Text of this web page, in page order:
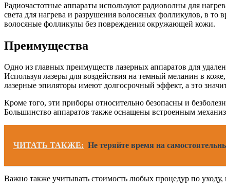
Радиочастотные аппараты используют радиоволны для
света для нагрева и разрушения волосяных фолликулов, в
волосяные фолликулы без повреждения окружающей кожи.
Преимущества
Одно из главных преимуществ лазерных аппаратов для
Используя лазеры для воздействия на темный меланин в
лазерные эпиляторы имеют долгосрочный эффект, а это
Кроме того, эти приборы относительно безопасны и
Большинство аппаратов также оснащены встроенным
ЧИТАТЬ ТАКЖЕ: Не теряйте время на
Важно также учитывать стоимость любых процедур по уходу,